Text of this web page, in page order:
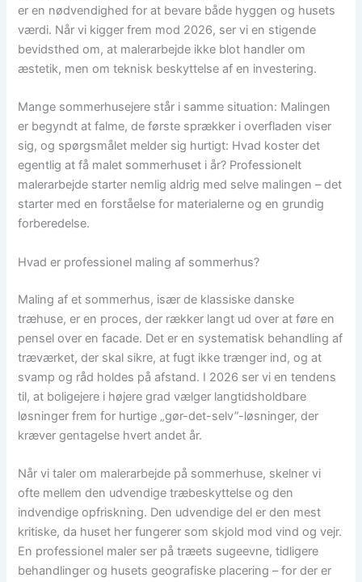
er en nødvendighed for at bevare både hyggen og husets
værdi. Når vi kigger frem mod 2026, ser vi en stigende
bevidsthed om, at malerarbejde ikke blot handler om
æstetik, men om teknisk beskyttelse af en investering.
Mange sommerhusejere står i samme situation: Malingen
er begyndt at falme, de første sprækker i overfladen viser
sig, og spørgsmålet melder sig hurtigt: Hvad koster det
egentlig at få malet sommerhuset i år? Professionelt
malerarbejde starter nemlig aldrig med selve malingen – det
starter med en forståelse for materialerne og en grundig
forberedelse.
Hvad er professionel maling af sommerhus?
Maling af et sommerhus, især de klassiske danske
træhuse, er en proces, der rækker langt ud over at føre en
pensel over en facade. Det er en systematisk behandling af
træværket, der skal sikre, at fugt ikke trænger ind, og at
svamp og råd holdes på afstand. I 2026 ser vi en tendens
til, at boligejere i højere grad vælger langtidsholdbare
løsninger frem for hurtige „gør-det-selv”-løsninger, der
kræver gentagelse hvert andet år.
Når vi taler om malerarbejde på sommerhuse, skelner vi
ofte mellem den udvendige træbeskyttelse og den
indvendige opfriskning. Den udvendige del er den mest
kritiske, da huset her fungerer som skjold mod vind og vejr.
En professionel maler ser på træets sugeevne, tidligere
behandlinger og husets geografiske placering – for der er